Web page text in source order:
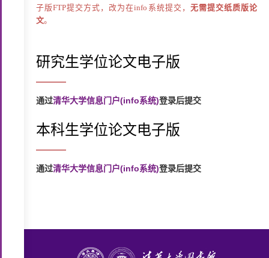
子版FTP提交方式，改为在info系统提交， 无需提交纸质版论
文。
研究生学位论文电子版
通过清华大学信息门户(info系统)登录后提交
本科生学位论文电子版
通过清华大学信息门户(info系统)登录后提交